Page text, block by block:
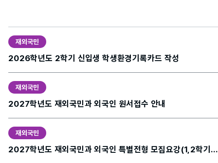
재외국민
2026학년도 2학기 신입생 학생환경기록카드 작성
재외국민
2027학년도 재외국민과 외국인 원서접수 안내
재외국민
2027학년도 재외국민과 외국인 특별전형 모집요강(1,2학기) 공고